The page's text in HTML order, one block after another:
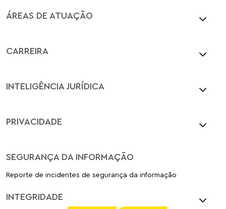
ÁREAS DE ATUAÇÃO
CARREIRA
INTELIGÊNCIA JURÍDICA
PRIVACIDADE
SEGURANÇA DA INFORMAÇÃO
Reporte de incidentes de segurança da informação
INTEGRIDADE